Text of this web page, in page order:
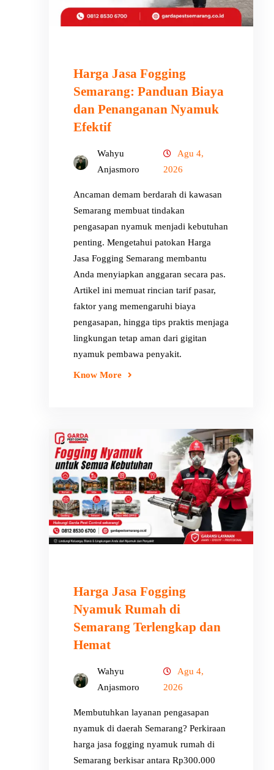
Harga Jasa Fogging
Semarang: Panduan Biaya
dan Penanganan Nyamuk
Efektif
Wahyu
Anjasmoro
Agu 4,
2026
Ancaman demam berdarah di kawasan
Semarang membuat tindakan
pengasapan nyamuk menjadi kebutuhan
penting. Mengetahui patokan Harga
Jasa Fogging Semarang membantu
Anda menyiapkan anggaran secara pas.
Artikel ini memuat rincian tarif pasar,
faktor yang memengaruhi biaya
pengasapan, hingga tips praktis menjaga
lingkungan tetap aman dari gigitan
nyamuk pembawa penyakit.
Know More
Harga Jasa Fogging
Nyamuk Rumah di
Semarang Terlengkap dan
Hemat
Wahyu
Anjasmoro
Agu 4,
2026
Membutuhkan layanan pengasapan
nyamuk di daerah Semarang? Perkiraan
harga jasa fogging nyamuk rumah di
Semarang berkisar antara Rp300.000